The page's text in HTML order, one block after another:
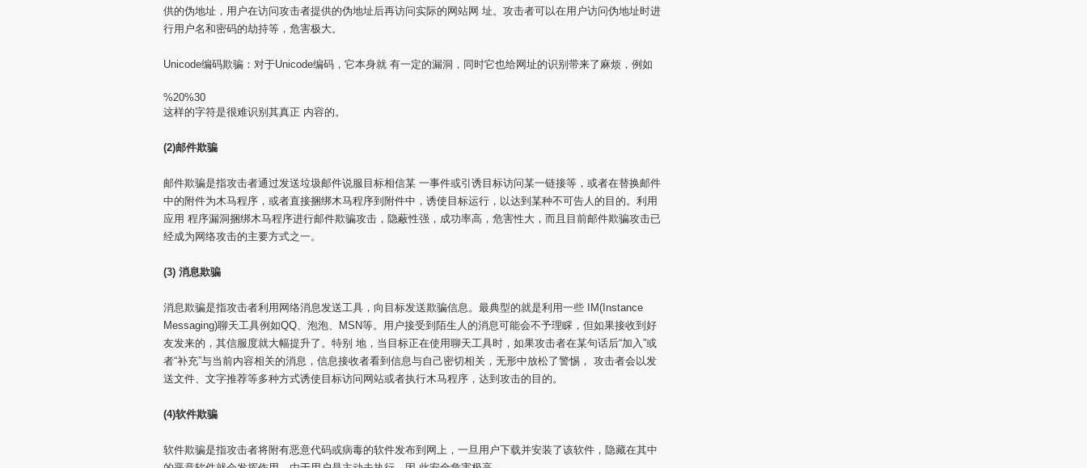
供的伪地址，用户在访问攻击者提供的伪地址后再访问实际的网站网 址。攻击者可以在用户访问伪地址时进
行用户名和密码的劫持等，危害极大。
Unicode编码欺骗：对于Unicode编码，它本身就 有一定的漏洞，同时它也给网址的识别带来了麻烦，例如
%20%30
这样的字符是很难识别其真正 内容的。
(2)邮件欺骗
邮件欺骗是指攻击者通过发送垃圾邮件说服目标相信某 一事件或引诱目标访问某一链接等，或者在替换邮件
中的附件为木马程序，或者直接捆绑木马程序到附件中，诱使目标运行，以达到某种不可告人的目的。利用
应用 程序漏洞捆绑木马程序进行邮件欺骗攻击，隐蔽性强，成功率高，危害性大，而且目前邮件欺骗攻击已
经成为网络攻击的主要方式之一。
(3) 消息欺骗
消息欺骗是指攻击者利用网络消息发送工具，向目标发送欺骗信息。最典型的就是利用一些 IM(Instance
Messaging)聊天工具例如QQ、泡泡、MSN等。用户接受到陌生人的消息可能会不予理睬，但如果接收到好
友发来的，其信服度就大幅提升了。特别 地，当目标正在使用聊天工具时，如果攻击者在某句话后“加入”或
者“补充”与当前内容相关的消息，信息接收者看到信息与自己密切相关，无形中放松了警惕， 攻击者会以发
送文件、文字推荐等多种方式诱使目标访问网站或者执行木马程序，达到攻击的目的。
(4)软件欺骗
软件欺骗是指攻击者将附有恶意代码或病毒的软件发布到网上，一旦用户下载并安装了该软件，隐藏在其中